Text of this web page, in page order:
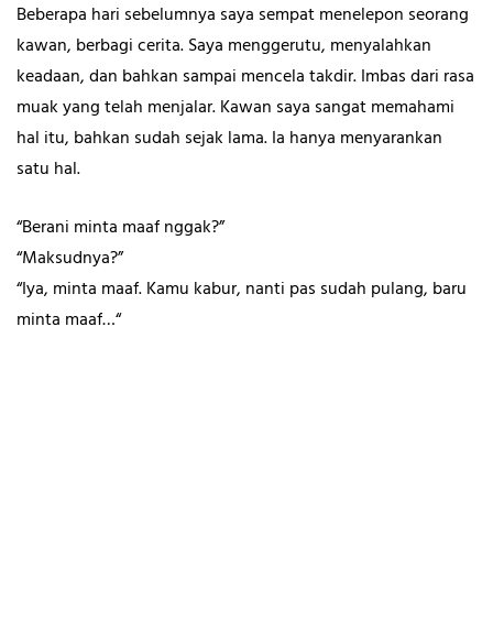
Beberapa hari sebelumnya saya sempat menelepon seorang
kawan, berbagi cerita. Saya menggerutu, menyalahkan
keadaan, dan bahkan sampai mencela takdir. Imbas dari rasa
muak yang telah menjalar. Kawan saya sangat memahami
hal itu, bahkan sudah sejak lama. Ia hanya menyarankan
satu hal.
“Berani minta maaf nggak?”
“Maksudnya?”
“Iya, minta maaf. Kamu kabur, nanti pas sudah pulang, baru
minta maaf…“